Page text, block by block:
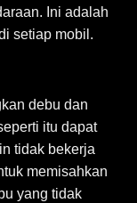
Ini adalah
setiap mobil.
debu dan
itu dapat
tidak bekerja
memisahkan
yang tidak